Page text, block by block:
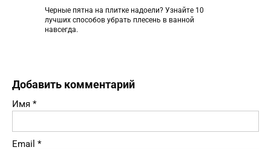
Черные пятна на плитке надоели? Узнайте 10
лучших способов убрать плесень в ванной
навсегда.
Добавить комментарий
Имя *
Email *